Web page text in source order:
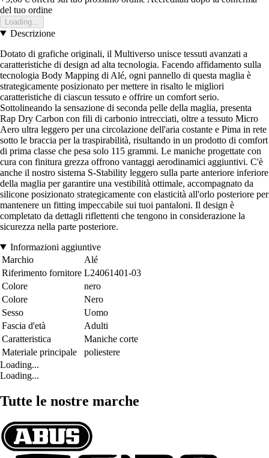
del tuo ordine
Loading...
Descrizione
Dotato di grafiche originali, il Multiverso unisce tessuti avanzati a
caratteristiche di design ad alta tecnologia. Facendo affidamento sulla
tecnologia Body Mapping di Alé, ogni pannello di questa maglia è
strategicamente posizionato per mettere in risalto le migliori
caratteristiche di ciascun tessuto e offrire un comfort serio.
Sottolineando la sensazione di seconda pelle della maglia, presenta
Rap Dry Carbon con fili di carbonio intrecciati, oltre a tessuto Micro
Aero ultra leggero per una circolazione dell'aria costante e Pima in rete
sotto le braccia per la traspirabilità, risultando in un prodotto di comfort
di prima classe che pesa solo 115 grammi. Le maniche progettate con
cura con finitura grezza offrono vantaggi aerodinamici aggiuntivi. C'è
anche il nostro sistema S-Stability leggero sulla parte anteriore inferiore
della maglia per garantire una vestibilità ottimale, accompagnato da
silicone posizionato strategicamente con elasticità all'orlo posteriore per
mantenere un fitting impeccabile sui tuoi pantaloni. Il design è
completato da dettagli riflettenti che tengono in considerazione la
sicurezza nella parte posteriore.
Informazioni aggiuntive
Marchio
Alé
Riferimento fornitore L24061401-03
Colore
nero
Colore
Nero
Sesso
Uomo
Fascia d'età
Adulti
Caratteristica
Maniche corte
Materiale principale
poliestere
Loading...
Loading...
Tutte le nostre marche